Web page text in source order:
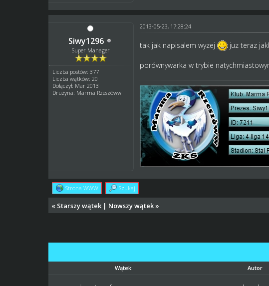
Siwy1296
Super Manager
Liczba postów: 377
Liczba wątków: 20
Dołączył: Mar 2013
Drużyna: Marma Rzeszóww
2013-05-23, 17:28:24
tak jak napisalem wyzej juz teraz
porównywarka w trybie
Strona WWW Szukaj
« Starszy wątek | Nowszy wątek »
Wątek: Autor